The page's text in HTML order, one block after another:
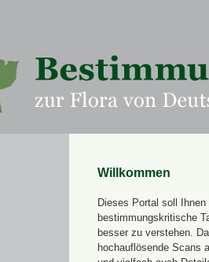
Willkommen
Dieses Portal soll Ihnen
bestimmungskritische
besser zu verstehen.
hochauflösende Scans